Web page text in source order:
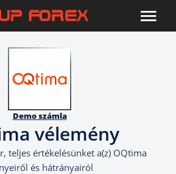
Demo számla
vélemény
teljes értékelésünket a(z) OQtima
és hátrányairól